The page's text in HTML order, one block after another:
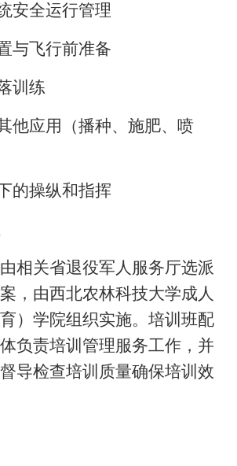
安全运行管理
与飞行前准备
训练
他应用（播种、施肥、喷
的操纵和指挥
相关省退役军人服务厅选派
，由西北农林科技大学成人
）学院组织实施。培训班配
负责培训管理服务工作，并
导检查培训质量确保培训效